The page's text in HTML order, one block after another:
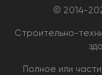
© 2014-
Строительно-
Полное или